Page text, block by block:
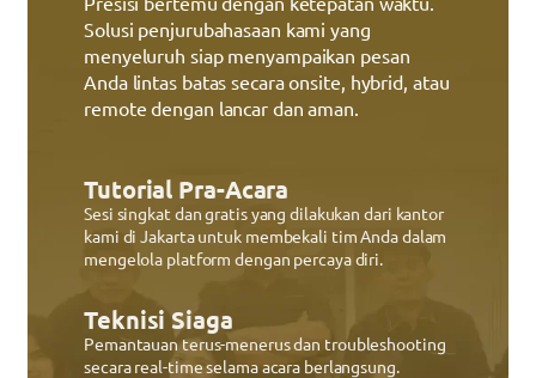
Solusi penjurubahasaan kami yang
menyeluruh siap menyampaikan pesan
Anda lintas batas secara onsite, hybrid, atau
remote dengan lancar dan aman.
Tutorial Pra-Acara
Sesi singkat dan gratis yang dilakukan dari kantor
kami di Jakarta untuk membekali tim Anda dalam
mengelola platform dengan percaya diri.
Teknisi Siaga
Pemantauan terus-menerus dan troubleshooting
secara real-time selama acara berlangsung.